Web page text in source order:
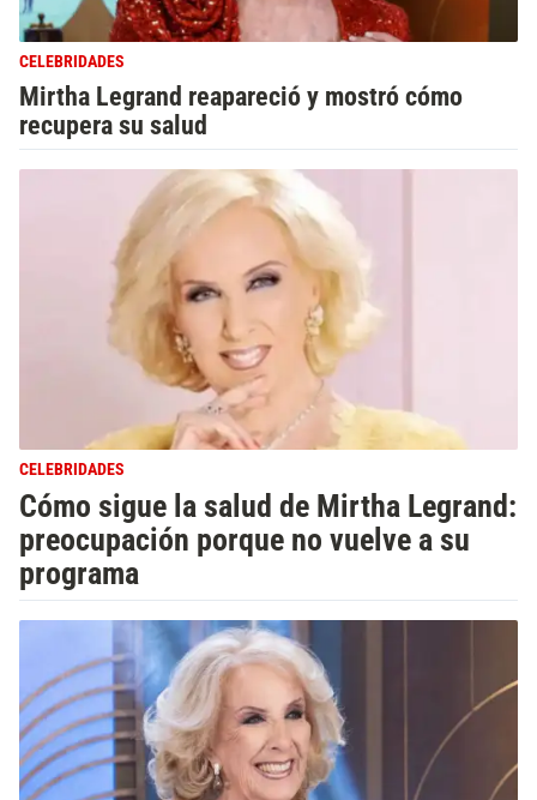
CELEBRIDADES
Mirtha Legrand reapareció y mostró cómo
recupera su salud
CELEBRIDADES
Cómo sigue la salud de Mirtha Legrand:
preocupación porque no vuelve a su
programa